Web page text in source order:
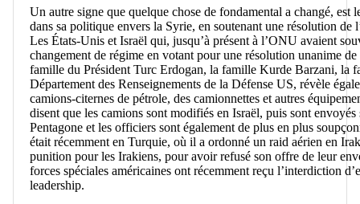
Un autre signe que quelque chose de fondamental a changé,
dans sa politique envers la Syrie, en soutenant une résolution
Les États-Unis et Israël qui, jusqu’à présent à l’ONU avaient
changement de régime en votant pour une résolution unanime
famille du Président Turc Erdogan, la famille Kurde Barzani, la
Département des Renseignements de la Défense US, révèle
camions-citernes de pétrole, des camionnettes et autres
disent que les camions sont modifiés en Israël, puis sont
Pentagone et les officiers sont également de plus en plus
était récemment en Turquie, où il a ordonné un raid aérien en
punition pour les Irakiens, pour avoir refusé son offre de leur
forces spéciales américaines ont récemment reçu l’interdiction
leadership.